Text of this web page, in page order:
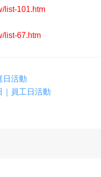
list-101.htm
list-67.htm
日活動
｜員工日活動